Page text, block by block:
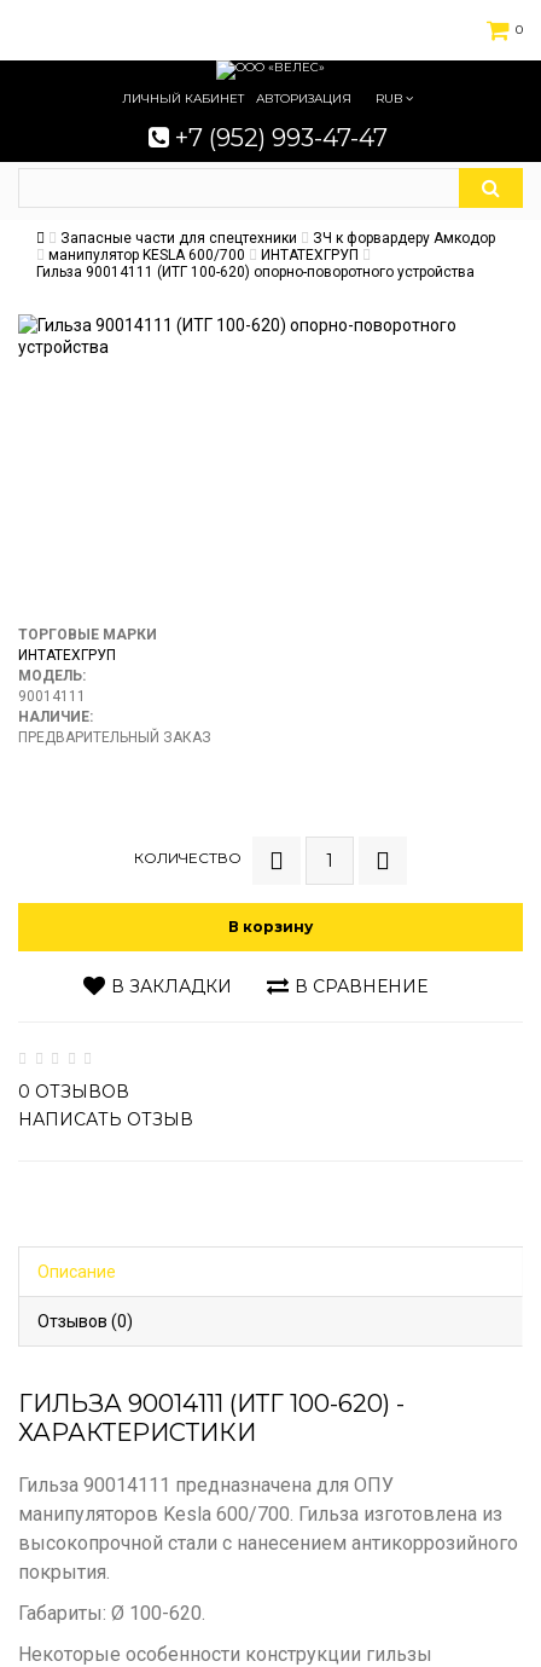
0
ЛИЧНЫЙ КАБИНЕТ АВТОРИЗАЦИЯ RUB
+7 (952) 993-47-47
Запасные части для спецтехники
ЗЧ к форвардеру Амкодор
манипулятор KESLA 600/700
ИНТАТЕХГРУП
Гильза 90014111 (ИТГ 100-620) опорно-поворотного устройства
ТОРГОВЫЕ МАРКИ
ИНТАТЕХГРУП
МОДЕЛЬ:
90014111
НАЛИЧИЕ:
ПРЕДВАРИТЕЛЬНЫЙ ЗАКАЗ
КОЛИЧЕСТВО
В корзину
В ЗАКЛАДКИ В СРАВНЕНИЕ
0 ОТЗЫВОВ
НАПИСАТЬ ОТЗЫВ
Описание
Отзывов (0)
ГИЛЬЗА 90014111 (ИТГ 100-620) -
ХАРАКТЕРИСТИКИ
Гильза 90014111 предназначена для ОПУ
манипуляторов Kesla 600/700. Гильза изготовлена из
высокопрочной стали с нанесением антикоррозийного
покрытия.
Габариты: Ø 100-620.
Некоторые особенности конструкции гильзы